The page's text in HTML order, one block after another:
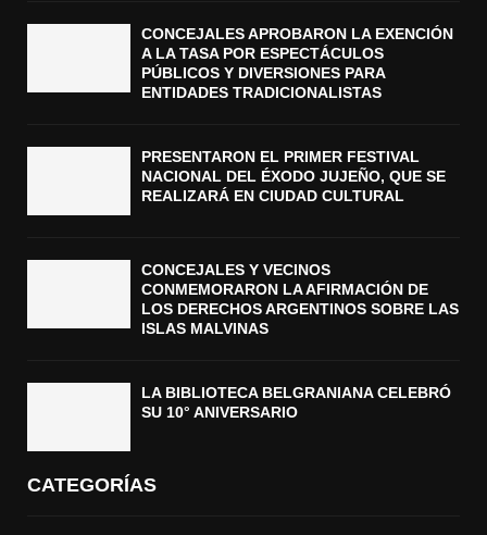
CONCEJALES APROBARON LA EXENCIÓN
A LA TASA POR ESPECTÁCULOS
PÚBLICOS Y DIVERSIONES PARA
ENTIDADES TRADICIONALISTAS
PRESENTARON EL PRIMER FESTIVAL
NACIONAL DEL ÉXODO JUJEÑO, QUE SE
REALIZARÁ EN CIUDAD CULTURAL
CONCEJALES Y VECINOS
CONMEMORARON LA AFIRMACIÓN DE
LOS DERECHOS ARGENTINOS SOBRE LAS
ISLAS MALVINAS
LA BIBLIOTECA BELGRANIANA CELEBRÓ
SU 10° ANIVERSARIO
CATEGORÍAS